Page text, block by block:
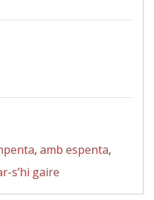
, amb espenta,
s’hi gaire